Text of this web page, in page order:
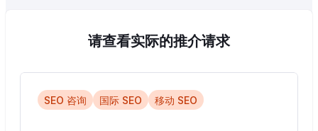
请查看实际的推介请求
SEO 咨询 国际 SEO 移动 SEO